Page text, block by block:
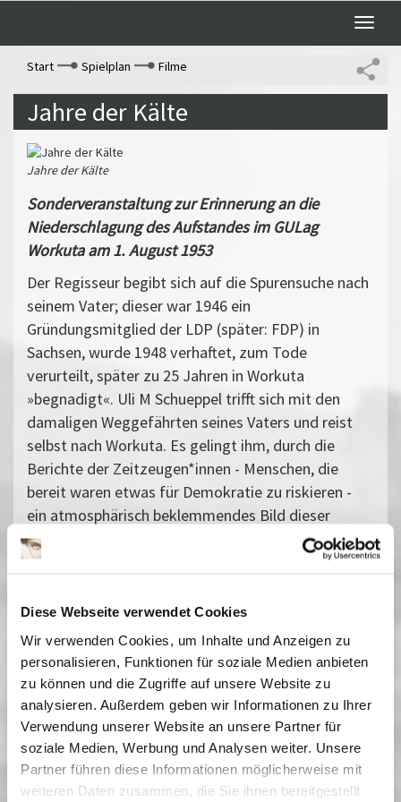
Diese Webseite verwendet Cookies
Wir verwenden Cookies, um Inhalte und Anzeigen zu
personalisieren, Funktionen für soziale Medien anbieten
zu können und die Zugriffe auf unsere Website zu
analysieren. Außerdem geben wir Informationen zu Ihrer
Verwendung unserer Website an unsere Partner für
soziale Medien, Werbung und Analysen weiter. Unsere
Partner führen diese Informationen möglicherweise mit
weiteren Daten zusammen, die Sie ihnen bereitgestellt
Toggle
Start
Spielplan Filme
Jahre der Kälte
Jahre der Kälte
Sonderveranstaltung zur Erinnerung an die
Niederschlagung des Aufstandes im GULag
Workuta am 1. August 1953
Der Regisseur begibt sich auf die Spurensuche nach
seinem Vater; dieser war 1946 ein
Gründungsmitglied der LDP (später: FDP) in
Sachsen, wurde 1948 verhaftet, zum Tode
verurteilt, später zu 25 Jahren in Workuta
»begnadigt«. Uli M Schueppel trifft sich mit den
damaligen Weggefährten seines Vaters und reist
selbst nach Workuta. Es gelingt ihm, durch die
Berichte der Zeitzeugen*innen - Menschen, die
bereit waren etwas für Demokratie zu riskieren -
ein atmosphärisch beklemmendes Bild dieser
düsteren historischen Epoche wachzurufen.
Gäste: Stefan Krikowski (Vorsitzender der
Maria Nooke (LAkD)
Einführung: Claus Löser (Filmhistoriker)
Vergangene Vorstellungen
25 August 2023 | 19:30
ZEITSCHNITT Aufbruch und
Abgrund. Leben mit dem Stalinismus